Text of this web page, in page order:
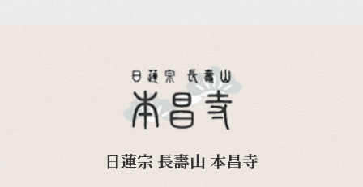
日蓮宗 長壽山 本昌寺